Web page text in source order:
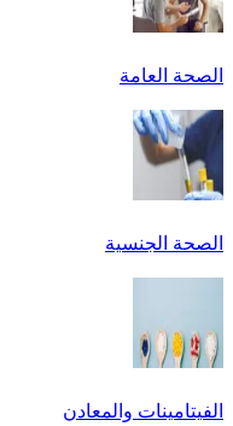
الصحة العامة
الصحة الجنسية
الفيتامينات والمعادن